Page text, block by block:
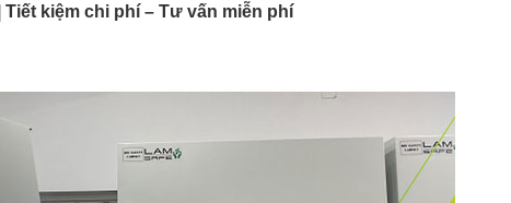
| Tiết kiệm chi phí – Tư vấn miễn phí